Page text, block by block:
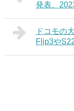
発表、
ドコモの
Flip3や